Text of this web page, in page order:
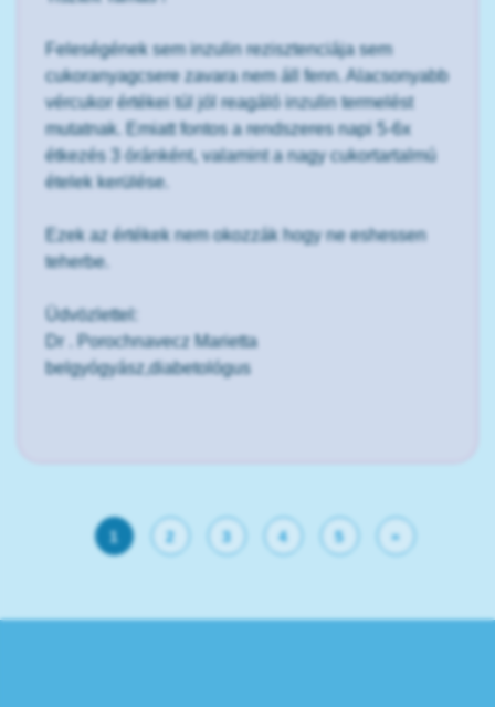
Feleségének sem inzulin rezisztenciája sem
cukoranyagcsere zavara nem áll fenn. Alacsonyabb
vércukor értékei túl jól reagáló inzulin termelést
mutatnak. Emiatt fontos a rendszeres napi 5-6x
étkezés 3 óránként, valamint a nagy cukortartalmú
ételek kerülése.
Ezek az értékek nem okozzák hogy ne eshessen
teherbe.
Üdvözlettel:
Dr . Porochnavecz Marietta
belgyógyász,diabetológus
1 2 3 4 5 »